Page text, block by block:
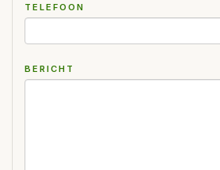
TELEFOON
BERICHT